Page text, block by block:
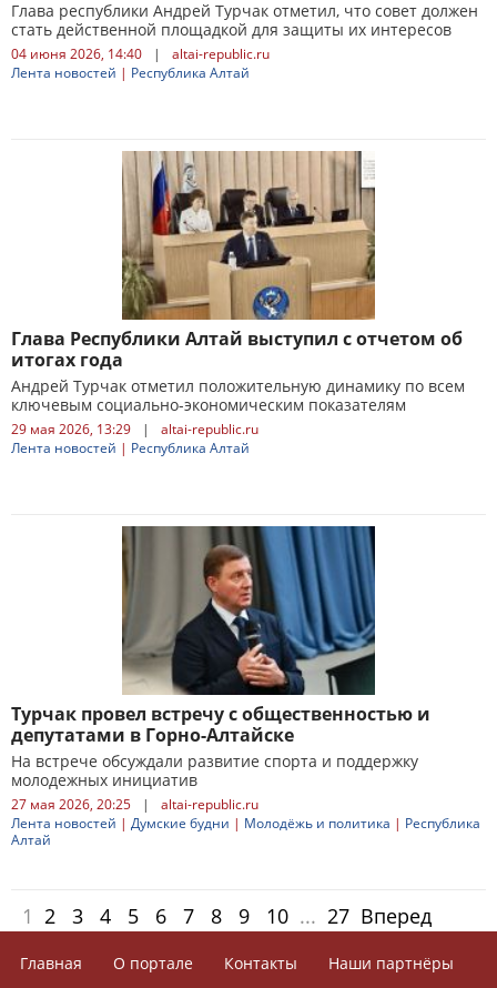
Глава республики Андрей Турчак отметил, что совет должен
стать действенной площадкой для защиты их интересов
04 июня 2026, 14:40 |
altai-republic.ru
Лента новостей | Республика Алтай
Глава Республики Алтай выступил с отчетом об
итогах года
Андрей Турчак отметил положительную динамику по всем
ключевым социально-экономическим показателям
29 мая 2026, 13:29 |
altai-republic.ru
Лента новостей | Республика Алтай
Турчак провел встречу с общественностью и
депутатами в Горно-Алтайске
На встрече обсуждали развитие спорта и поддержку
молодежных инициатив
27 мая 2026, 20:25 |
altai-republic.ru
Лента новостей | Думские будни | Молодёжь и политика | Республика
Алтай
1 2 3 4 5 6 7 8 9 10 ... 27 Вперед
Главная О портале Контакты
Наши партнёры